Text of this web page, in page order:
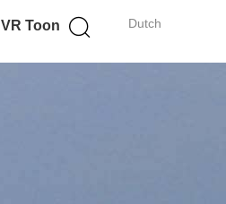
Dutch
VR Toon